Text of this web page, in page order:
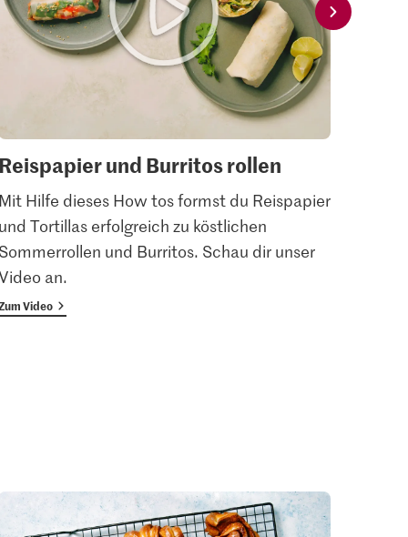
Reispapier und Burritos rollen
Mit Hilfe dieses How tos formst du Reispapier
und Tortillas erfolgreich zu köstlichen
Sommerrollen und Burritos. Schau dir unser
an.
Video